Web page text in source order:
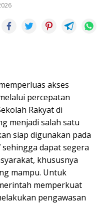
akses
percepatan
Rakyat di
menjadi salah satu
siap digunakan pada
dapat segera
khususnya
mampu. Untuk
memperkuat
pengawasan